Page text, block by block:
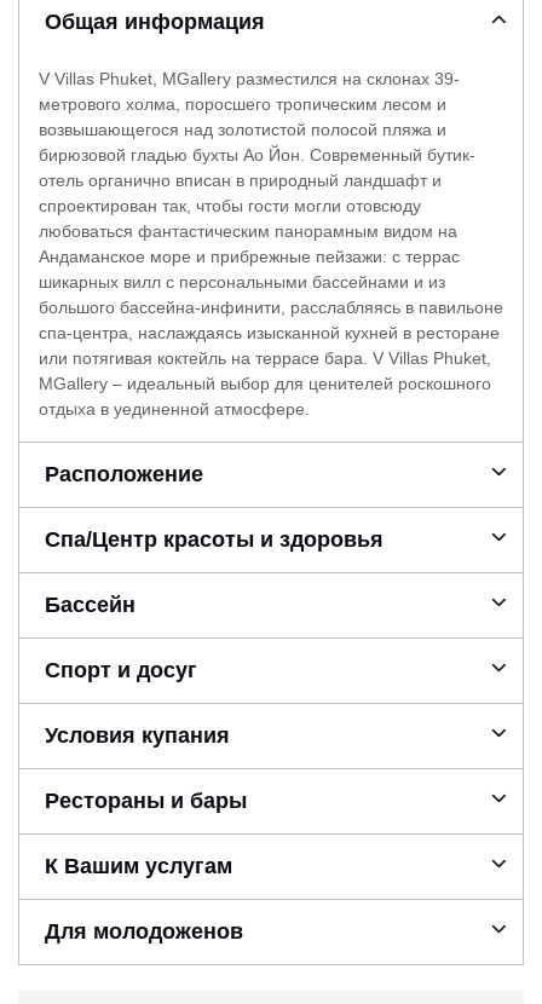
Общая информация
V Villas Phuket, MGallery разместился на склонах 39-
метрового холма, поросшего тропическим лесом и
возвышающегося над золотистой полосой пляжа и
бирюзовой гладью бухты Ао Йон. Современный бутик-
отель органично вписан в природный ландшафт и
спроектирован так, чтобы гости могли отовсюду
любоваться фантастическим панорамным видом на
Андаманское море и прибрежные пейзажи: с террас
шикарных вилл с персональными бассейнами и из
большого бассейна-инфинити, расслабляясь в павильоне
спа-центра, наслаждаясь изысканной кухней в ресторане
или потягивая коктейль на террасе бара. V Villas Phuket,
MGallery – идеальный выбор для ценителей роскошного
отдыха в уединенной атмосфере.
Расположение
Спа/Центр красоты и здоровья
Бассейн
Спорт и досуг
Условия купания
Рестораны и бары
К Вашим услугам
Для молодоженов